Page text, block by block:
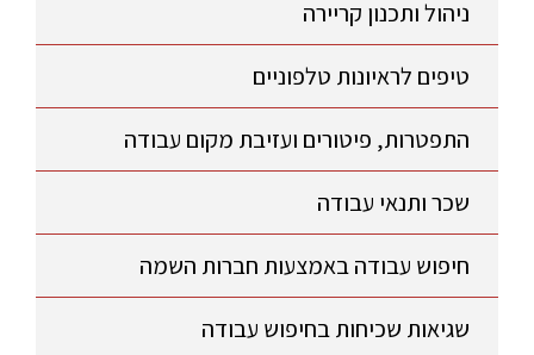
ניהול ותכנון קריירה
טיפים לראיונות טלפוניים
התפטרות, פיטורים ועזיבת מקום עבודה
שכר ותנאי עבודה
חיפוש עבודה באמצעות חברות השמה
שגיאות שכיחות בחיפוש עבודה